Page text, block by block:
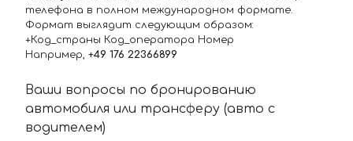
телефона в полном международном формате.
Формат выглядит следующим образом:
+Код_страны Код_оператора Номер
Например, +49 176 22366899
Ваши вопросы по бронированию
автомобиля или трансферу (авто с
водителем)